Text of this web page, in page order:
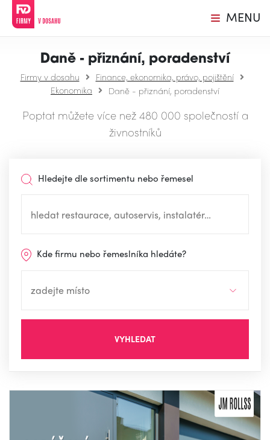
MENU
Daně - přiznání, poradenství
Firmy v dosahu
Finance, ekonomika, právo, pojištění
Ekonomika
Daně - přiznání, poradenství
Poptat můžete více než 480 000 společností a
živnostníků
Hledejte dle sortimentu nebo řemesel
Kde firmu nebo řemeslníka hledáte?
VYHLEDAT